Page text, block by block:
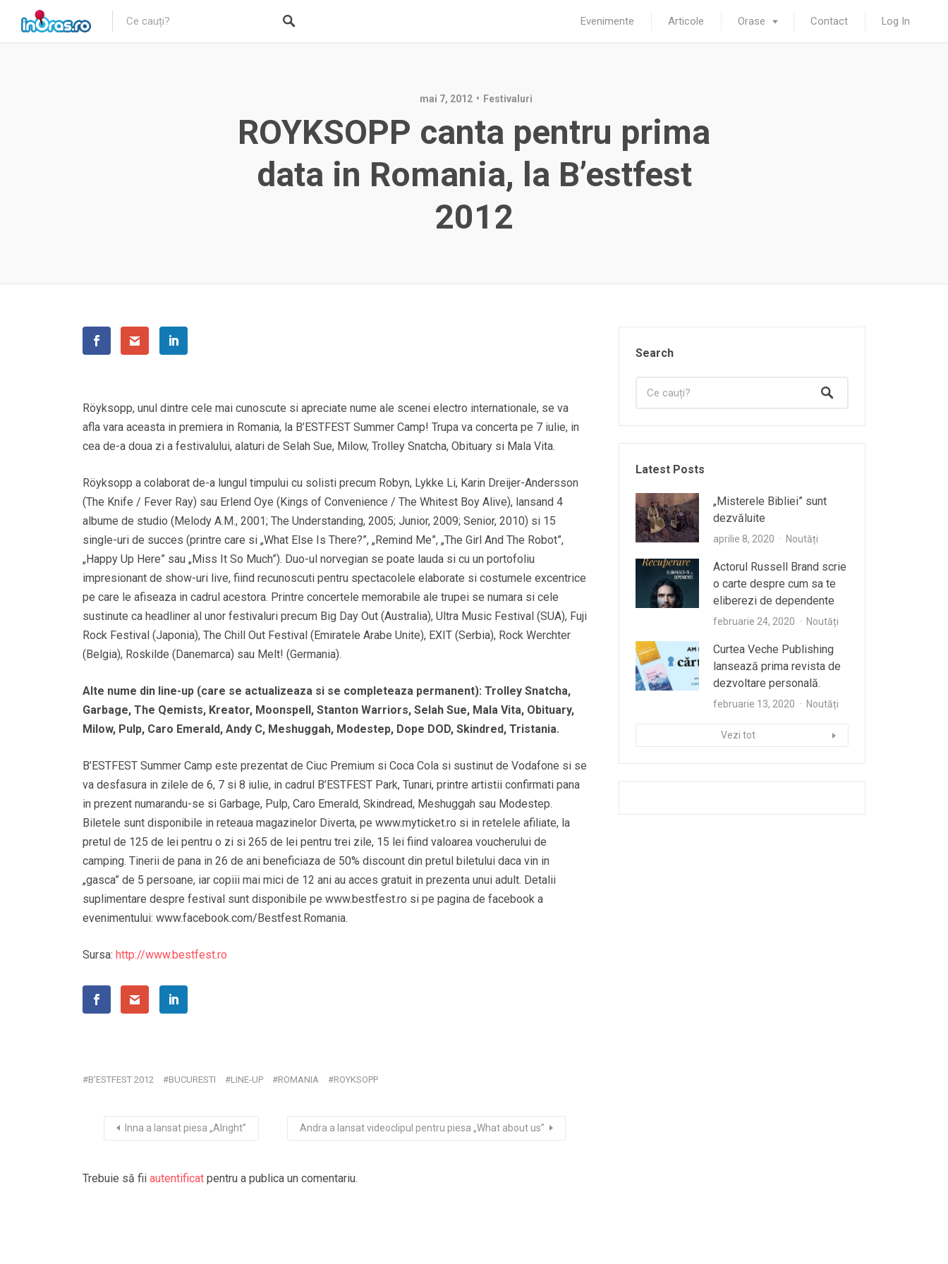
Evenimente Articole Orase Contact Log In
mai 7, 2012 Festivaluri
ROYKSOPP canta pentru prima
data in Romania, la B’estfest
2012
Röyksopp, unul dintre cele mai cunoscute si apreciate nume ale scenei electro internationale, se va
afla vara aceasta in premiera in Romania, la B’ESTFEST Summer Camp! Trupa va concerta pe 7 iulie, in
cea de-a doua zi a festivalului, alaturi de Selah Sue, Milow, Trolley Snatcha, Obituary si Mala Vita.
Röyksopp a colaborat de-a lungul timpului cu solisti precum Robyn, Lykke Li, Karin Dreijer-Andersson
(The Knife / Fever Ray) sau Erlend Oye (Kings of Convenience / The Whitest Boy Alive), lansand 4
albume de studio (Melody A.M., 2001; The Understanding, 2005; Junior, 2009; Senior, 2010) si 15
single-uri de succes (printre care si „What Else Is There?”, „Remind Me”, „The Girl And The Robot”,
„Happy Up Here” sau „Miss It So Much”). Duo-ul norvegian se poate lauda si cu un portofoliu
impresionant de show-uri live, fiind recunoscuti pentru spectacolele elaborate si costumele excentrice
pe care le afiseaza in cadrul acestora. Printre concertele memorabile ale trupei se numara si cele
sustinute ca headliner al unor festivaluri precum Big Day Out (Australia), Ultra Music Festival (SUA), Fuji
Rock Festival (Japonia), The Chill Out Festival (Emiratele Arabe Unite), EXIT (Serbia), Rock Werchter
(Belgia), Roskilde (Danemarca) sau Melt! (Germania).
Alte nume din line-up (care se actualizeaza si se completeaza permanent): Trolley Snatcha,
Garbage, The Qemists, Kreator, Moonspell, Stanton Warriors, Selah Sue, Mala Vita, Obituary,
Milow, Pulp, Caro Emerald, Andy C, Meshuggah, Modestep, Dope DOD, Skindred, Tristania.
B’ESTFEST Summer Camp este prezentat de Ciuc Premium si Coca Cola si sustinut de Vodafone si se
va desfasura in zilele de 6, 7 si 8 iulie, in cadrul B’ESTFEST Park, Tunari, printre artistii confirmati pana
in prezent numarandu-se si Garbage, Pulp, Caro Emerald, Skindread, Meshuggah sau Modestep.
Biletele sunt disponibile in reteaua magazinelor Diverta, pe www.myticket.ro si in retelele afiliate, la
pretul de 125 de lei pentru o zi si 265 de lei pentru trei zile, 15 lei fiind valoarea voucherului de
camping. Tinerii de pana in 26 de ani beneficiaza de 50% discount din pretul biletului daca vin in
„gasca” de 5 persoane, iar copiii mai mici de 12 ani au acces gratuit in prezenta unui adult. Detalii
suplimentare despre festival sunt disponibile pe www.bestfest.ro si pe pagina de facebook a
evenimentului: www.facebook.com/Bestfest.Romania.
Sursa: http://www.bestfest.ro
B'ESTFEST 2012 BUCURESTI LINE-UP ROMANIA ROYKSOPP
Inna a lansat piesa „Alright” Andra a lansat videoclipul pentru piesa „What about us”
Trebuie să fii autentificat pentru a publica un comentariu.
Search
Latest Posts
„Misterele Bibliei” sunt
dezvăluite
aprilie 8, 2020 Noutăți
Actorul Russell Brand scrie
o carte despre cum sa te
eliberezi de dependente
februarie 24, 2020 Noutăți
Curtea Veche Publishing
lansează prima revista de
dezvoltare personală.
februarie 13, 2020 Noutăți
Vezi tot